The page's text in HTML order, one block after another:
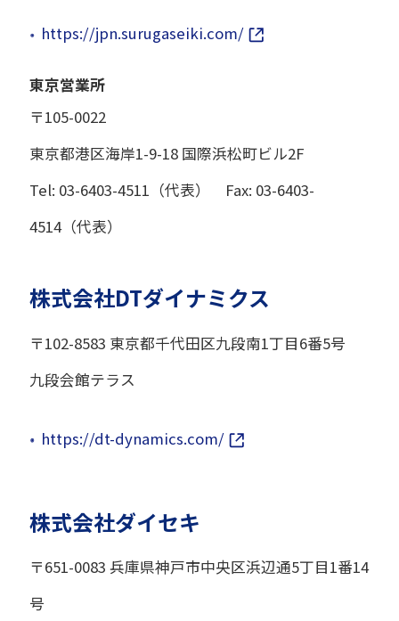
https://jpn.surugaseiki.com/
東京営業所
〒105-0022
東京都港区海岸1-9-18 国際浜松町ビル2F
Tel: 03-6403-4511（代表） Fax: 03-6403-
4514（代表）
株式会社DTダイナミクス
〒102-8583 東京都千代田区九段南1丁目6番5号
九段会館テラス
https://dt-dynamics.com/
株式会社ダイセキ
〒651-0083 兵庫県神戸市中央区浜辺通5丁目1番14
号